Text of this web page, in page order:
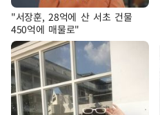
"서장훈, 28억에 산 서초 건물
450억에 매물로"